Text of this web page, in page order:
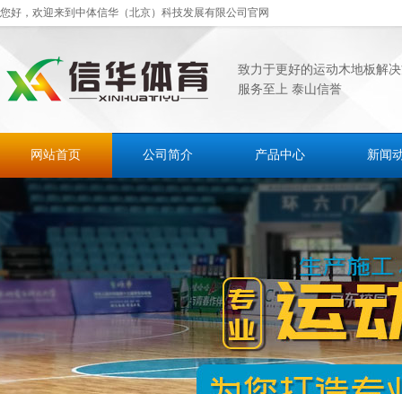
您好，欢迎来到中体信华（北京）科技发展有限公司官网
致力于更好的运动木地板解
服务至上 泰山信誉
网站首页 公司简介 产品中心 新闻